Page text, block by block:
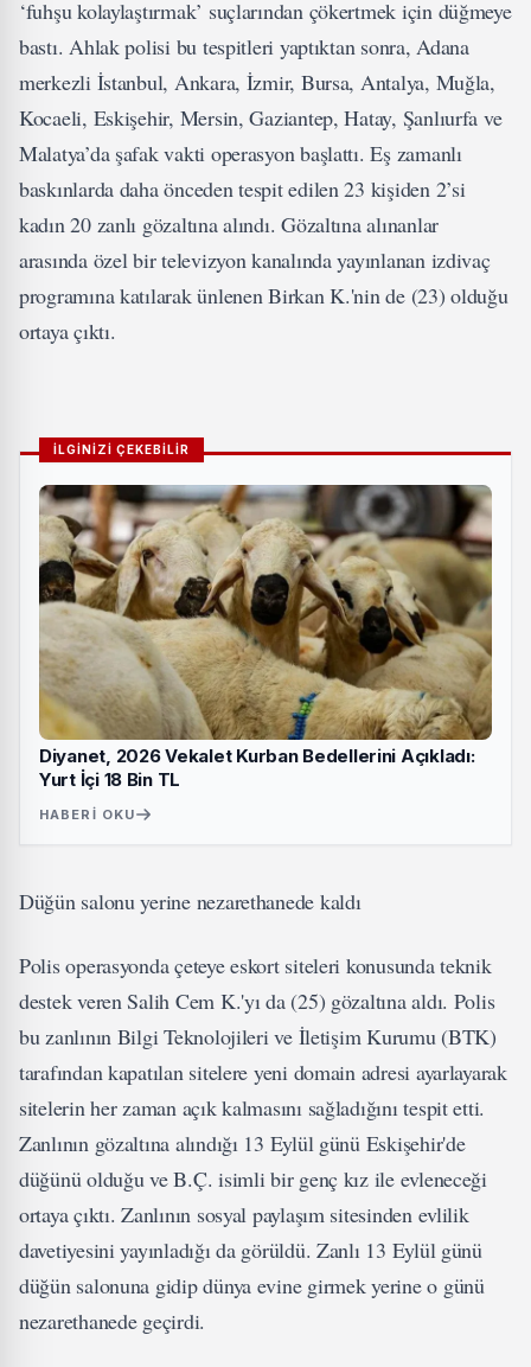
‘fuhşu kolaylaştırmak’ suçlarından çökertmek için düğmeye
bastı. Ahlak polisi bu tespitleri yaptıktan sonra, Adana
merkezli İstanbul, Ankara, İzmir, Bursa, Antalya, Muğla,
Kocaeli, Eskişehir, Mersin, Gaziantep, Hatay, Şanlıurfa ve
Malatya’da şafak vakti operasyon başlattı. Eş zamanlı
baskınlarda daha önceden tespit edilen 23 kişiden 2’si
kadın 20 zanlı gözaltına alındı. Gözaltına alınanlar
arasında özel bir televizyon kanalında yayınlanan izdivaç
programına katılarak ünlenen Birkan K.'nin de (23) olduğu
ortaya çıktı.
İLGİNİZİ ÇEKEBİLİR
Diyanet, 2026 Vekalet Kurban Bedellerini Açıkladı:
Yurt İçi 18 Bin TL
HABERI OKU
Düğün salonu yerine nezarethanede kaldı
Polis operasyonda çeteye eskort siteleri konusunda teknik
destek veren Salih Cem K.'yı da (25) gözaltına aldı. Polis
bu zanlının Bilgi Teknolojileri ve İletişim Kurumu (BTK)
tarafından kapatılan sitelere yeni domain adresi ayarlayarak
sitelerin her zaman açık kalmasını sağladığını tespit etti.
Zanlının gözaltına alındığı 13 Eylül günü Eskişehir'de
düğünü olduğu ve B.Ç. isimli bir genç kız ile evleneceği
ortaya çıktı. Zanlının sosyal paylaşım sitesinden evlilik
davetiyesini yayınladığı da görüldü. Zanlı 13 Eylül günü
düğün salonuna gidip dünya evine girmek yerine o günü
nezarethanede geçirdi.